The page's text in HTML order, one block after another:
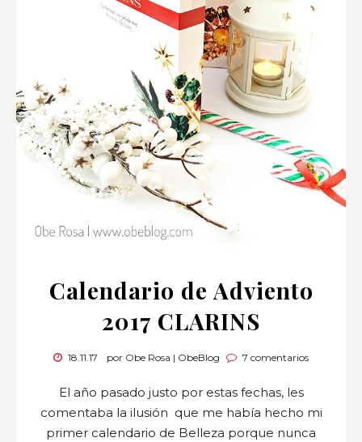
Calendario de Adviento
2017 CLARINS
18.11.17 por Obe Rosa | ObeBlog 7 comentarios
El año pasado justo por estas fechas, les
comentaba la ilusión que me había hecho mi
primer calendario de Belleza porque nunca